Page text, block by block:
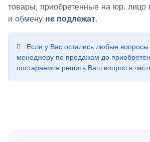
товары, приобретенные на юр. лицо
и обмену не подлежат.
Если у Вас остались любые
менеджеру по продажам до
постараемся решить Ваш вопрос в